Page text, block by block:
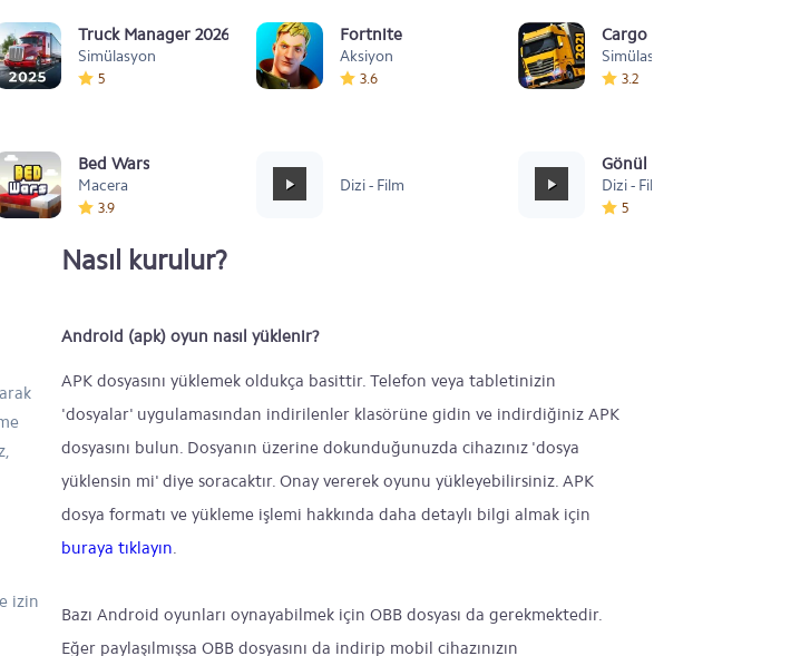
Truck Manager 2026
Simülasyon
5
Fortnite
Aksiyon
3.6
Cargo Simulator 2021:
Simülasyon
3.2
Bed Wars
Macera
3.9
Dizi - Film
Gönül Dağı Duygusal
Dizi - Film
5
izin
Nasıl kurulur?
Android (apk) oyun nasıl yüklenir?
APK dosyasını yüklemek oldukça basittir. Telefon veya tabletinizin
'dosyalar' uygulamasından indirilenler klasörüne gidin ve indirdiğiniz APK
dosyasını bulun. Dosyanın üzerine dokunduğunuzda cihazınız 'dosya
yüklensin mi' diye soracaktır. Onay vererek oyunu yükleyebilirsiniz. APK
dosya formatı ve yükleme işlemi hakkında daha detaylı bilgi almak için
buraya tıklayın.
Bazı Android oyunları oynayabilmek için OBB dosyası da gerekmektedir.
Eğer paylaşılmışsa OBB dosyasını da indirip mobil cihazınızın